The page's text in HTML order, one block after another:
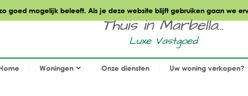
goed mogelijk beleeft. Als je deze website blijft gebruiken gaan we
Thuis in Marbella...
Luxe Vastgoed
Woningen Onze diensten Uw woning verkopen?